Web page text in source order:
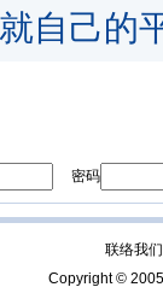
自己的
密码
联络我
Copyright ©